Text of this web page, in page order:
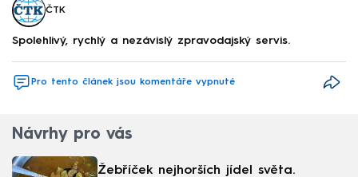
ČTK
Spolehlivý, rychlý a nezávislý zpravodajský servis.
Pro tento článek jsou komentáře vypnuté
Návrhy pro vás
Žebříček nejhorších jídel světa.